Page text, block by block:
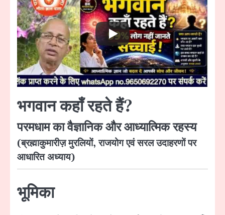
भगवान कहाँ रहते हैं?
परमधाम का वैज्ञानिक और आध्यात्मिक रहस्य
(ब्रह्माकुमारीज़ मुरलियों, राजयोग एवं सरल उदाहरणों पर
आधारित अध्याय)
भूमिका